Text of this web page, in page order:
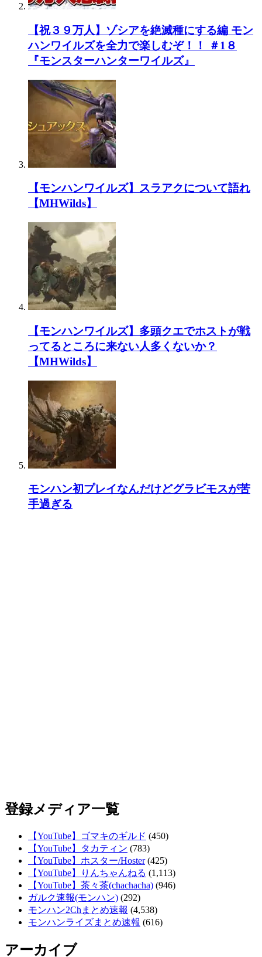
【祝３９万人】ゾシアを絶滅種にする編 モン
ハンワイルズを全力で楽しむぞ！！ ＃1８
『モンスターハンターワイルズ』
【モンハンワイルズ】スラアクについて語れ
【MHWilds】
【モンハンワイルズ】多頭クエでホストが戦
ってるところに来ない人多くないか？
【MHWilds】
モンハン初プレイなんだけどグラビモスが苦
手過ぎる
登録メディア一覧
【YouTube】ゴマキのギルド (450)
【YouTube】タカティン (783)
【YouTube】ホスター/Hoster(425)
【YouTube】りんちゃんねる (1,113)
【YouTube】茶々茶(chachacha) (946)
ガルク速報(モンハン) (292)
モンハン2Chまとめ速報 (4,538)
モンハンライズまとめ速報 (616)
アーカイブ